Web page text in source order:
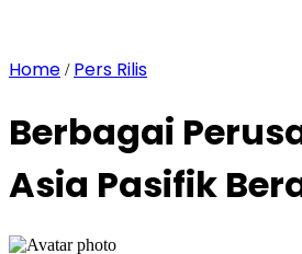
Home / Pers Rilis
Berbagai
Asia Pasifik